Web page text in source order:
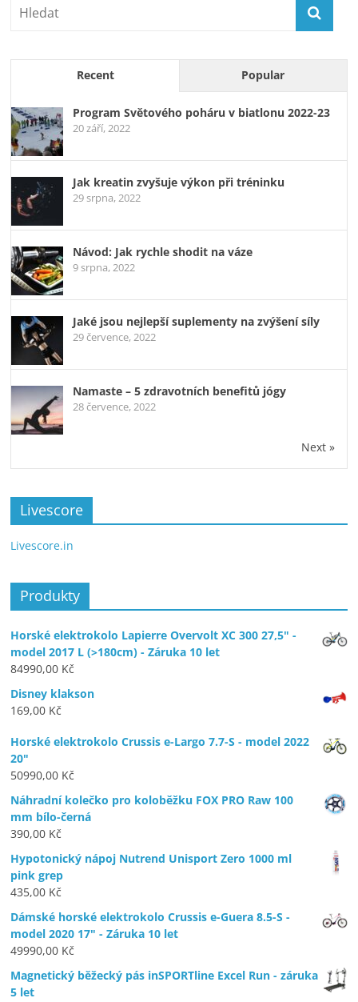
Recent Popular
Program Světového poháru v biatlonu 2022-23
20 září, 2022
Jak kreatin zvyšuje výkon při tréninku
29 srpna, 2022
Návod: Jak rychle shodit na váze
9 srpna, 2022
Jaké jsou nejlepší suplementy na zvýšení síly
29 července, 2022
Namaste – 5 zdravotních benefitů jógy
28 července, 2022
Next »
Livescore
Livescore.in
Produkty
Horské elektrokolo Lapierre Overvolt XC 300 27,5" -
model 2017 L (>180cm) - Záruka 10 let
84990,00 Kč
Disney klakson
169,00 Kč
Horské elektrokolo Crussis e-Largo 7.7-S - model 2022
20"
50990,00 Kč
Náhradní kolečko pro koloběžku FOX PRO Raw 100
mm bílo-černá
390,00 Kč
Hypotonický nápoj Nutrend Unisport Zero 1000 ml
pink grep
435,00 Kč
Dámské horské elektrokolo Crussis e-Guera 8.5-S -
model 2020 17" - Záruka 10 let
49990,00 Kč
Magnetický běžecký pás inSPORTline Excel Run - záruka
5 let